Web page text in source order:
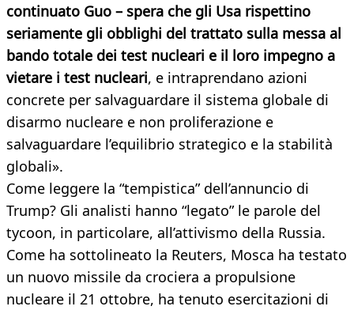
continuato Guo – spera che gli Usa rispettino
seriamente gli obblighi del trattato sulla messa al
bando totale dei test nucleari e il loro impegno a
vietare i test nucleari, e intraprendano azioni
concrete per salvaguardare il sistema globale di
disarmo nucleare e non proliferazione e
salvaguardare l’equilibrio strategico e la stabilità
globali».
Come leggere la “tempistica” dell’annuncio di
Trump? Gli analisti hanno “legato” le parole del
tycoon, in particolare, all’attivismo della Russia.
Come ha sottolineato la Reuters, Mosca ha testato
un nuovo missile da crociera a propulsione
nucleare il 21 ottobre, ha tenuto esercitazioni di